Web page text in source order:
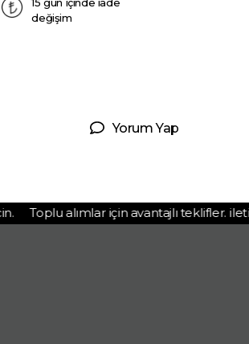
değişim
Yorum Yap
Toplu alımlar için avantajlı teklifler.